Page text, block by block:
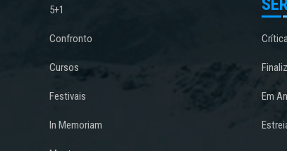
5+1
Confronto
Cursos
Festivais
In Memoriam
Em